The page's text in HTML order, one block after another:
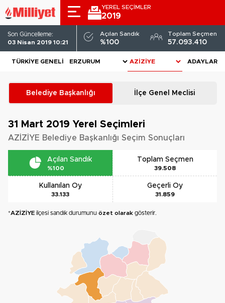
YEREL SEÇİMLER
2019
Son Güncelleme:
03 Nisan 2019 10:21
Açılan Sandık
%100
Toplam Seçmen
57.093.410
TÜRKIYE GENELI ADAYLAR
Belediye Başkanlığı İlçe Genel Meclisi
31 Mart 2019 Yerel Seçimleri
AZİZİYE Belediye Başkanlığı Seçim Sonuçları
Açılan Sandık
%100
Toplam Seçmen
39.508
Kullanılan Oy
33.133
Geçerli Oy
31.859
*AZİZİYE ilçesi sandık durumunu özet olarak gösterir.